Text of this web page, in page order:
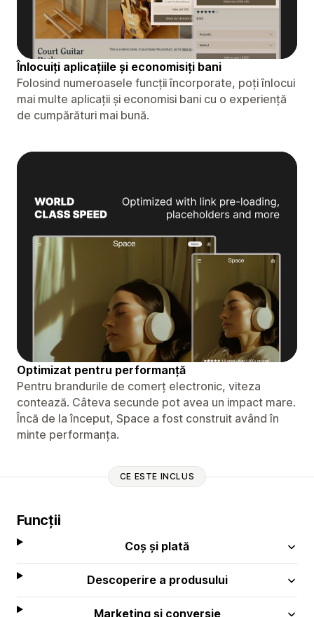
Înlocuiți aplicațiile și economisiți bani
Folosind numeroasele funcții încorporate, poți înlocui
mai multe aplicații și economisi bani cu o experiență
de cumpărături mai bună.
Optimizat pentru performanță
Pentru brandurile de comerț electronic, viteza
contează. Câteva secunde pot avea un impact mare.
Încă de la început, Space a fost construit având în
minte performanța.
CE ESTE INCLUS
Funcții
Coș și plată
Descoperire a produsului
Marketing și conversie